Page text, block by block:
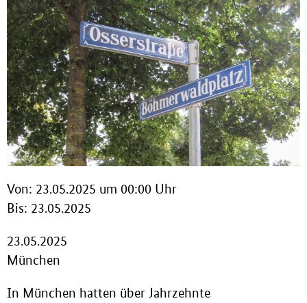
Von: 23.05.2025 um 00:00 Uhr
Bis: 23.05.2025
23.05.2025
München
In München hatten über Jahrzehnte